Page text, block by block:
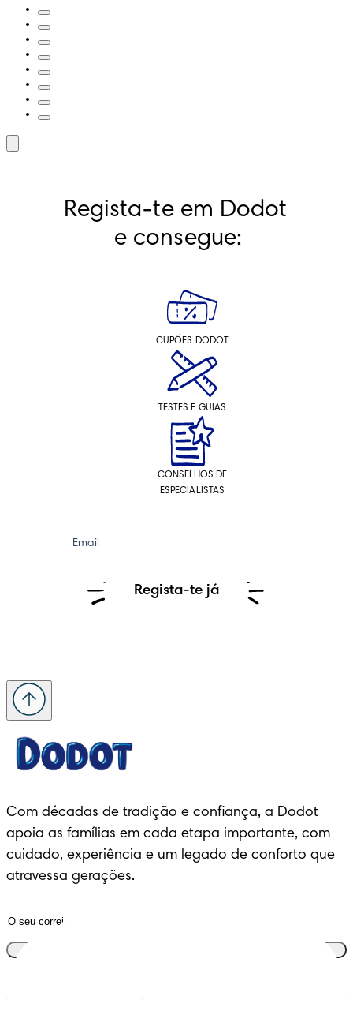
Regista-te em Dodot
e consegue:
CUPÕES DODOT
TESTES E GUIAS
CONSELHOS DE
ESPECIALISTAS
Email
Regista-te já
Com décadas de tradição e confiança, a Dodot
apoia as famílias em cada etapa importante, com
cuidado, experiência e um legado de conforto que
atravessa gerações.